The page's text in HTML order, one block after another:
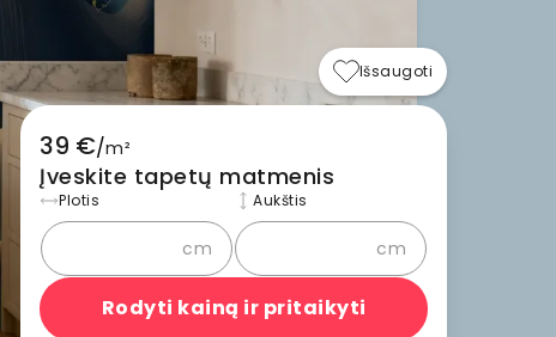
Išsaugoti
39 €/m²
Įveskite tapetų matmenis
Plotis
cm
Aukštis
cm
Rodyti kainą ir pritaikyti